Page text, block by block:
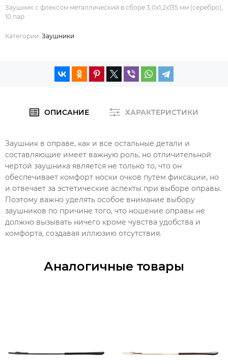
Заушник с флексом металлический в сборе 3,0х1,2х135 мм (серебро),
10 пар
Категории: Заушники
ОПИСАНИЕ ХАРАКТЕРИСТИКИ
Заушник в оправе, как и все остальные детали и
составляющие имеет важную роль, но отличительной
чертой заушника является не только то, что он
обеспечивает комфорт носки очков путем фиксации, но
и отвечает за эстетические аспекты при выборе оправы.
Поэтому важно уделять особое внимание выбору
заушников по причине того, что ношение оправы не
должно вызывать ничего кроме чувства удобства и
комфорта, создавая иллюзию отсутствия.
Аналогичные товары